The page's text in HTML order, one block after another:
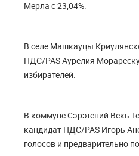
Мерла с 23,04%.
В селе Машкауцы
ПДС/PAS Аурелия
избирателей.
В коммуне Сэрэтений Векь
кандидат ПДС/PAS Игорь
голосов и предварительно